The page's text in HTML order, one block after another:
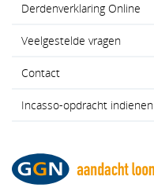
Derdenverklaring Online
Veelgestelde vragen
Contact
Incasso-opdracht indienen